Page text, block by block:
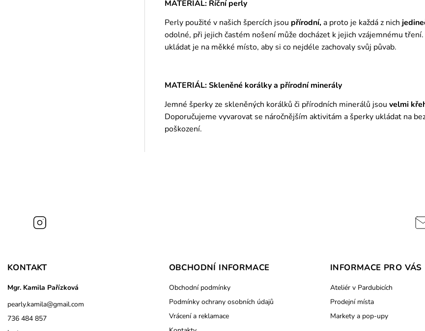
MATERIÁL: Říční perly
Perly použité v našich špercích jsou přírodní,a proto je každá z nich
odolné, při jejich častém nošení může docházet k jejich vzájemnému
ukládat je na měkké místo, aby si co nejdéle zachovaly svůj půvab.
MATERIÁL: Skleněné korálky a přírodní minerály
Jemné šperky ze skleněných korálků či přírodních minerálů jsou velmi
Doporučujeme vyvarovat se náročnějším aktivitám a šperky ukládat na
poškození.
KONTAKT
Mgr. Kamila Pařízková
pearly.kamila@gmail.com
736 484 857
OBCHODNÍ INFORMACE
Obchodní podmínky
Podmínky ochrany osobních údajů
Vrácení a reklamace
INFORMACE PRO VÁS
Ateliér v Pardubicích
Prodejní místa
Markety a pop-upy